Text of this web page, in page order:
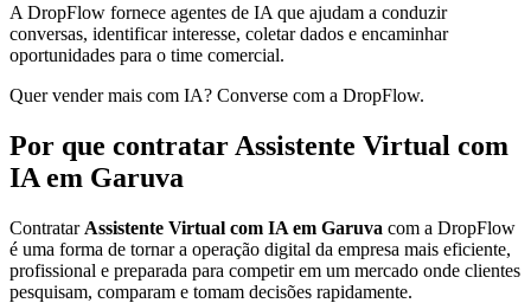
A DropFlow fornece agentes de IA que ajudam a conduzir
conversas, identificar interesse, coletar dados e encaminhar
oportunidades para o time comercial.
Quer vender mais com IA? Converse com a DropFlow.
Por que contratar Assistente Virtual com
IA em Garuva
Contratar Assistente Virtual com IA em Garuva com a DropFlow
é uma forma de tornar a operação digital da empresa mais eficiente,
profissional e preparada para competir em um mercado onde clientes
pesquisam, comparam e tomam decisões rapidamente.